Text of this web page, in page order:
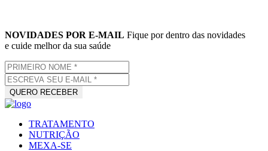
NOVIDADES POR E-MAIL Fique por dentro das novidades
e cuide melhor da sua saúde
TRATAMENTO
NUTRIÇÃO
MEXA-SE